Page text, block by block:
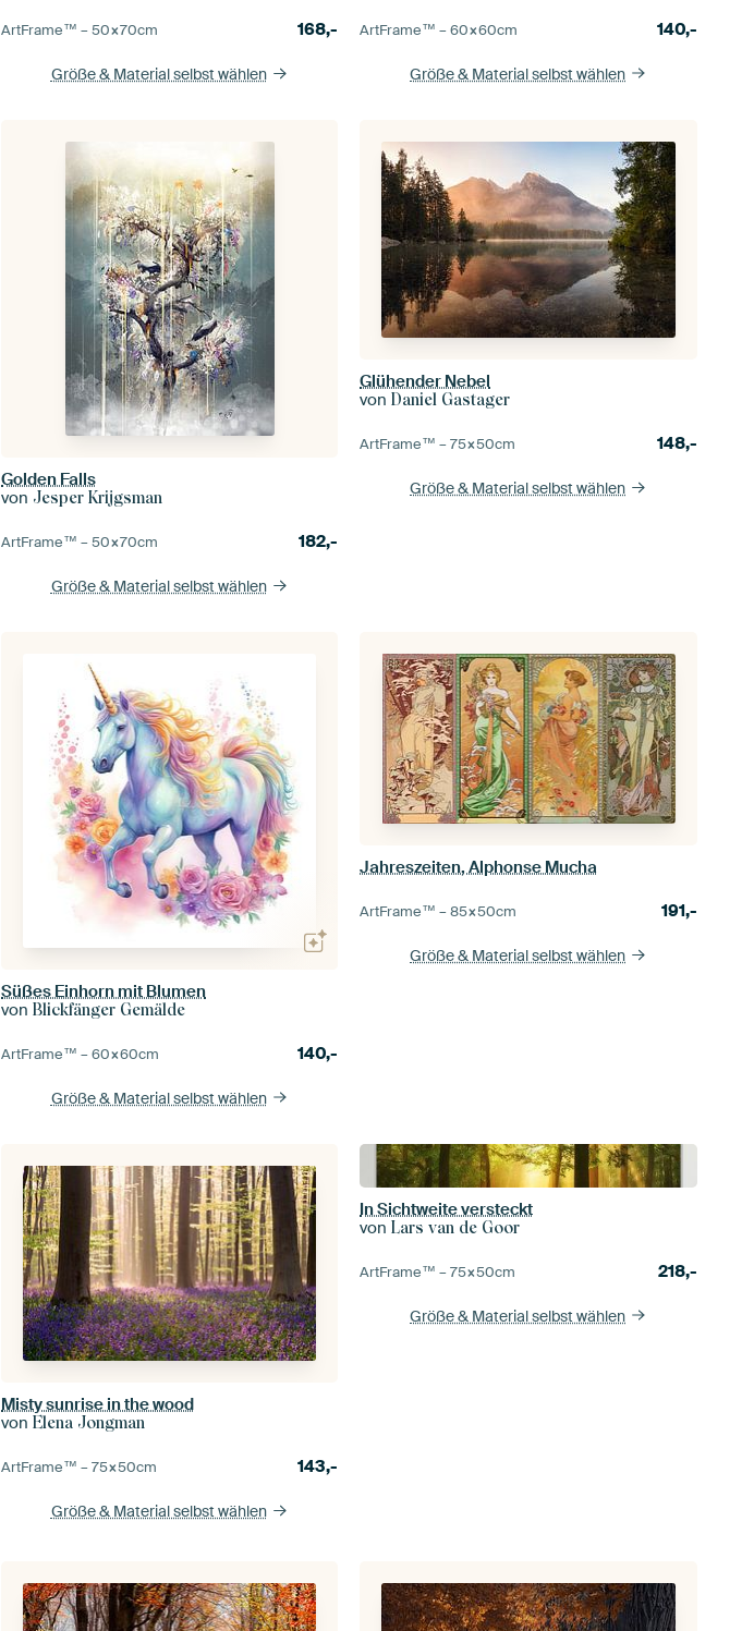
ArtFrame™ –50×70cm 168,-
Größe & Material selbst wählen
ArtFrame™ –60×60cm 140,-
Größe & Material selbst wählen
Golden Falls
von Jesper Krijgsman
ArtFrame™ –50×70cm 182,-
Größe & Material selbst wählen
Glühender Nebel
vonDaniel Gastager
ArtFrame™ –75×50cm 148,-
Größe & Material selbst wählen
Süßes Einhorn mit Blumen
vonBlickfänger Gemälde
ArtFrame™ –60×60cm 140,-
Größe & Material selbst wählen
Jahreszeiten, Alphonse Mucha
ArtFrame™ –85×50cm 191,-
Größe & Material selbst wählen
Misty sunrise in the wood
vonElena Jongman
ArtFrame™ –75×50cm 143,-
Größe & Material selbst wählen
In Sichtweite versteckt
vonLars van de Goor
ArtFrame™ –75×50cm 218,-
Größe & Material selbst wählen